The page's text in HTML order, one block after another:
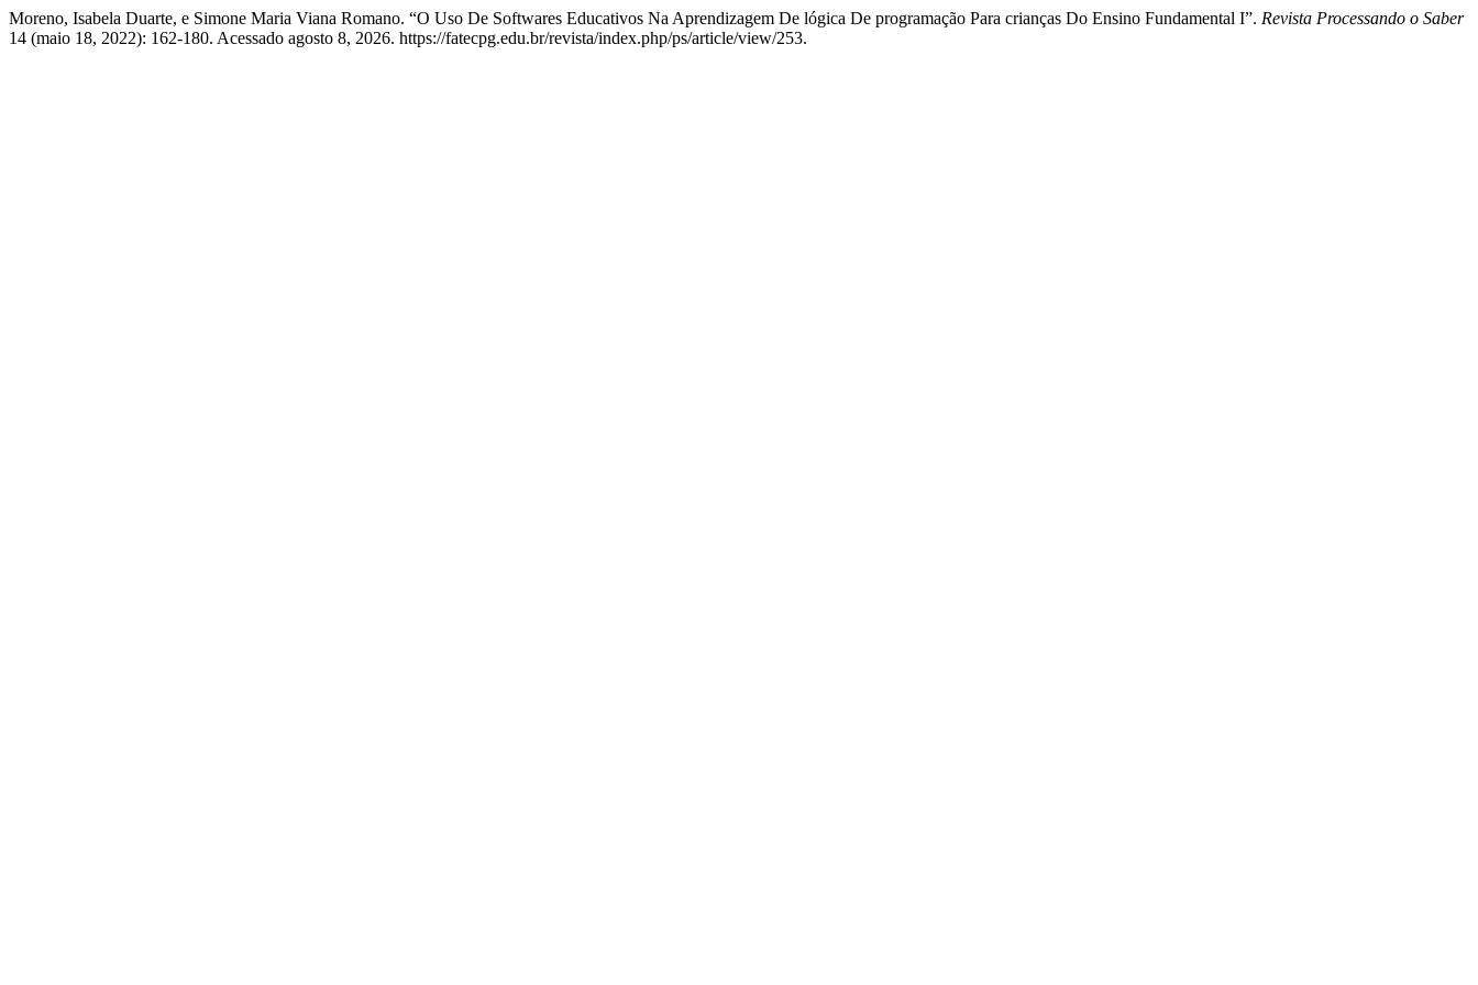
Moreno, Isabela Duarte, e Simone Maria Viana Romano. “O Uso De Softwares Educativos Na Aprendizagem De lógica De programação Para crianças Do Ensino Fundamental I”. Revista Processando o Saber
14 (maio 18, 2022): 162-180. Acessado agosto 8, 2026. https://fatecpg.edu.br/revista/index.php/ps/article/view/253.